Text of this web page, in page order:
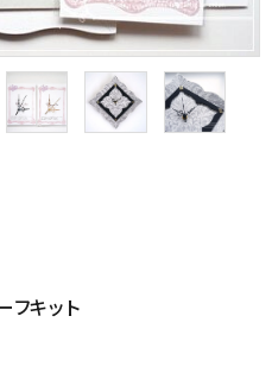
キット